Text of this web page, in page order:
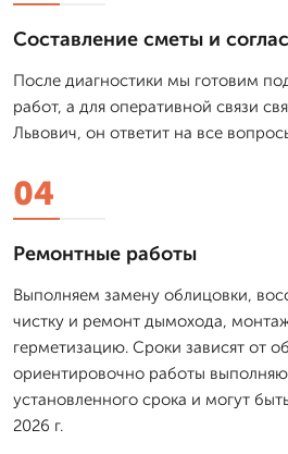
Составление сметы и
После диагностики мы готовим
работ, а для оперативной связи
Львович, он ответит на все
04
Ремонтные работы
Выполняем замену облицовки,
чистку и ремонт дымохода,
герметизацию. Сроки зависят от
ориентировочно работы
установленного срока и могут
2026 г.